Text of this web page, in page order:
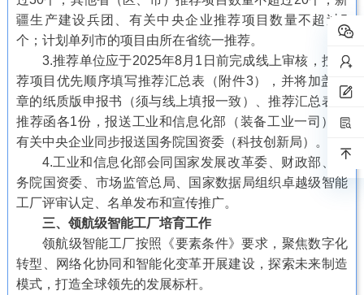
疆生产建设兵团、有关中央企业推荐项目数量不超过5
个；计划单列市的项目由所在省统一推荐。
3.推荐单位应于2025年8月1日前完成线上审核，按推
荐项目优先顺序填写推荐汇总表（附件3），并将加盖公
章的纸质版申报书（须与线上填报一致）、推荐汇总表、
推荐函各1份，报送工业和信息化部（装备工业一司），
有关中央企业同步报送国务院国资委（科技创新局）。
4.工业和信息化部会同国家发展改革委、财政部、国
务院国资委、市场监管总局、国家数据局组织卓越级智能
工厂评审认定、名单发布和宣传推广。
三、领航级智能工厂培育工作
领航级智能工厂按照《要素条件》要求，聚焦数字化
转型、网络化协同和智能化变革开展建设，探索未来制造
模式，打造全球领先的发展标杆。